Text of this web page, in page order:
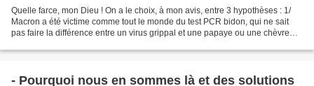
Quelle farce, mon Dieu ! On a le choix, à mon avis, entre 3 hypothèses : 1/
Macron a été victime comme tout le monde du test PCR bidon, qui ne sait
pas faire la différence entre un virus grippal et une papaye ou une chèvre…
- Pourquoi nous en sommes là et des solutions